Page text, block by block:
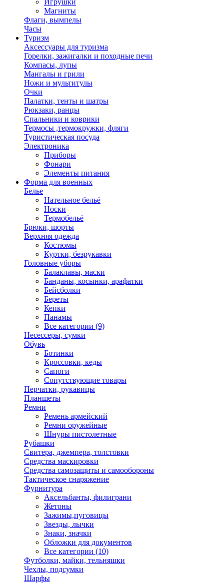
Игрушки
Магниты
Флаги, вымпелы
Часы
Туризм
Аксессуары для туризма
Горелки, зажигалки и походные печи
Компасы, лупы
Мангалы и грили
Ножи и мультитулы
Очки
Палатки, тенты и шатры
Рюкзаки, ранцы
Спальники и коврики
Термосы ,термокружки, фляги
Туристическая посуда
Электроника
Приборы
Фонари
Элементы питания
Форма для военных
Белье
Нательное бельё
Носки
Термобельё
Брюки, шорты
Верхняя одежда
Костюмы
Куртки, безрукавки
Головные уборы
Балаклавы, маски
Банданы, косынки, арафатки
Бейсболки
Береты
Кепки
Панамы
Все категории (9)
Несессеры, сумки
Обувь
Ботинки
Кроссовки, кеды
Сапоги
Сопутствующие товары
Перчатки, рукавицы
Планшеты
Ремни
Ремень армейский
Ремни оружейные
Шнуры пистолетные
Рубашки
Свитера, джемпера, толстовки
Средства маскировки
Средства самозащиты и самообороны
Тактическое снаряжение
Фурнитура
Аксельбанты, филиграни
Жетоны
Зажимы,пуговицы
Звезды, лычки
Знаки, значки
Обложки для документов
Все категории (10)
Футболки, майки, тельняшки
Чехлы, подсумки
Шарфы